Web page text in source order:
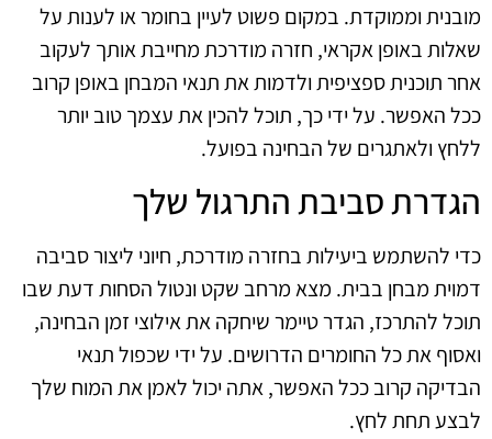
מובנית וממוקדת. במקום פשוט לעיין בחומר או לענות על
שאלות באופן אקראי, חזרה מודרכת מחייבת אותך לעקוב
אחר תוכנית ספציפית ולדמות את תנאי המבחן באופן קרוב
ככל האפשר. על ידי כך, תוכל להכין את עצמך טוב יותר
ללחץ ולאתגרים של הבחינה בפועל.
הגדרת סביבת התרגול שלך
כדי להשתמש ביעילות בחזרה מודרכת, חיוני ליצור סביבה
דמוית מבחן בבית. מצא מרחב שקט ונטול הסחות דעת שבו
תוכל להתרכז, הגדר טיימר שיחקה את אילוצי זמן הבחינה,
ואסוף את כל החומרים הדרושים. על ידי שכפול תנאי
הבדיקה קרוב ככל האפשר, אתה יכול לאמן את המוח שלך
לבצע תחת לחץ.